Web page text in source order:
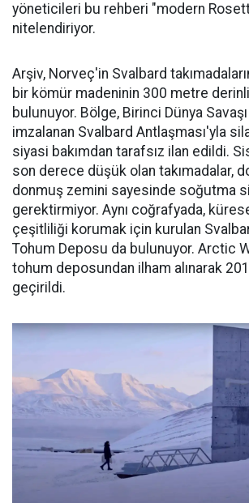
yöneticileri bu rehberi "modern
nitelendiriyor.
Arşiv, Norveç'in Svalbard
bir kömür madeninin 300 metre
bulunuyor. Bölge, Birinci Dünya
imzalanan Svalbard Antlaşması'yla
siyasi bakımdan tarafsız ilan edildi.
son derece düşük olan takımadalar,
donmuş zemini sayesinde soğutma
gerektirmiyor. Aynı coğrafyada,
çeşitliliği korumak için kurulan
Tohum Deposu da bulunuyor. Arctic
tohum deposundan ilham alınarak
geçirildi.